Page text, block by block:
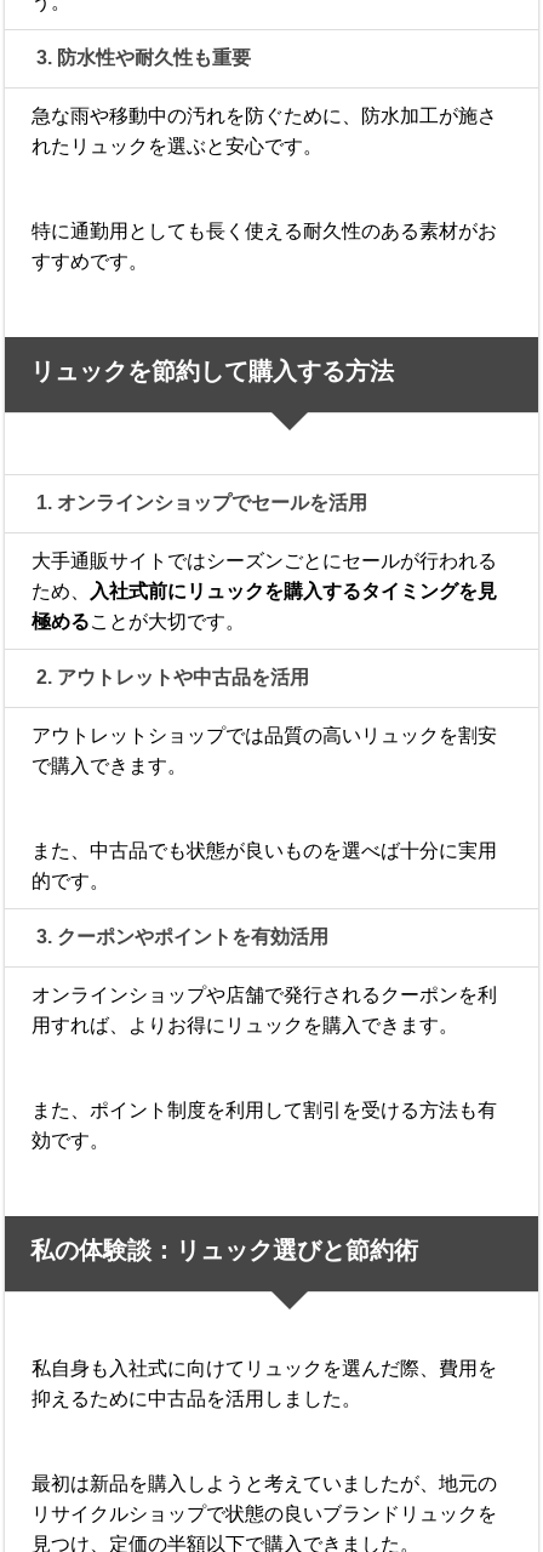
3. 防水性や耐久性も重要
急な雨や移動中の汚れを防ぐために、防水加工が施さ
れたリュックを選ぶと安心です。
特に通勤用としても長く使える耐久性のある素材がお
すすめです。
リュックを節約して購入する方法
1. オンラインショップでセールを活用
大手通販サイトではシーズンごとにセールが行われる
ため、
入社式前にリュックを購入するタイミングを見
極めることが大切です。
2. アウトレットや中古品を活用
アウトレットショップでは品質の高いリュックを割安
で購入できます。
また、中古品でも状態が良いものを選べば十分に実用
的です。
3. クーポンやポイントを有効活用
オンラインショップや店舗で発行されるクーポンを利
用すれば、よりお得にリュックを購入できます。
また、ポイント制度を利用して割引を受ける方法も有
効です。
私の体験談：リュック選びと節約術
私自身も入社式に向けてリュックを選んだ際、費用を
抑えるために中古品を活用しました。
最初は新品を購入しようと考えていましたが、地元の
リサイクルショップで状態の良いブランドリュックを
見つけ、定価の半額以下で購入できました。